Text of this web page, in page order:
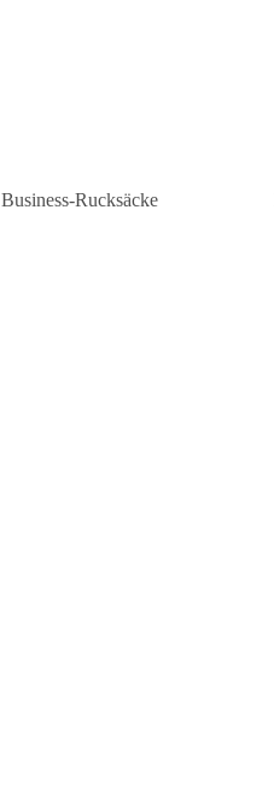
Business-Rucksäcke